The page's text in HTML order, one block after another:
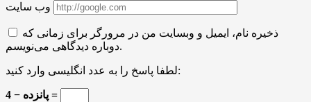
وب سایت
ذخیره نام، ایمیل و وبسایت من در مرورگر برای زمانی که
دوباره دیدگاهی می‌نویسم.
لطفا پاسخ را به عدد انگلیسی وارد کنید:
پانزده − 4 =